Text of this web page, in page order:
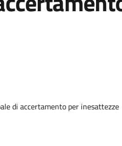
di accertamento per inesattezze